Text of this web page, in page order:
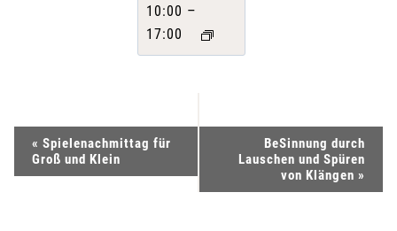
10:00 –
17:00
e
« Spielenachmittag für
Groß und Klein
BeSinnung durch
Lauschen und Spüren
von Klängen »